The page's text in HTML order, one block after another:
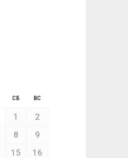
СБ ВС
1
2
8
9
15
16